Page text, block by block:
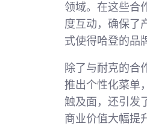
领域。在这些合
度互动，确保了
式使得哈登的品
除了与耐克的合
推出个性化菜单
触及面，还引发
商业价值大幅提